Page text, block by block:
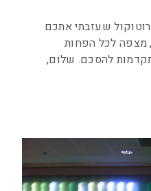
שעזבתי אתכם
מצפה לכל הפחות
להסכם. שלום,